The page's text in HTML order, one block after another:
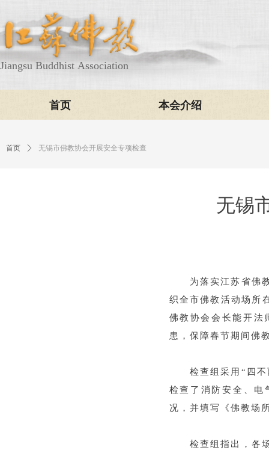
Jiangsu Buddhist Association
首页 本会介绍
为落实江苏省佛
织全市佛教活动场所
佛教协会会长能开法
患，保障春节期间佛
检查组采用“四
检查了消防安全、电
况，并填写《佛教场
检查组指出，各
无锡
首页 ꄲ 无锡市佛教协会开展安全专项检查